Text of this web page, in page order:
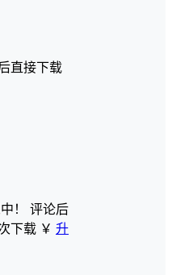
直接下载
！ 评论后
下载 ￥ 升